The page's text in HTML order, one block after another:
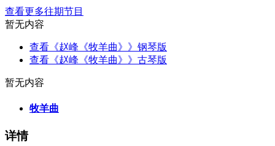
查看更多往期节目
暂无内容
查看《赵峰《牧羊曲》》钢琴版
查看《赵峰《牧羊曲》》古琴版
暂无内容
牧羊曲
详情